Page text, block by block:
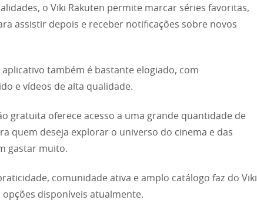
o Viki Rakuten permite marcar séries favoritas,
assistir depois e receber notificações sobre novos
também é bastante elogiado, com
e vídeos de alta qualidade.
gratuita oferece acesso a uma grande quantidade de
quem deseja explorar o universo do cinema e das
gastar muito.
comunidade ativa e amplo catálogo faz do Viki
disponíveis atualmente.